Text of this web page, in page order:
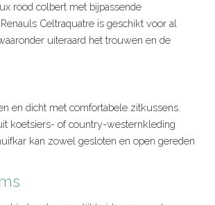
rood colbert met bijpassende
Celtraquatre is geschikt voor al
uiteraard het trouwen en de
en dicht met comfortabele zitkussens.
koetsiers- of country-westernkleding
kan zowel gesloten en open gereden